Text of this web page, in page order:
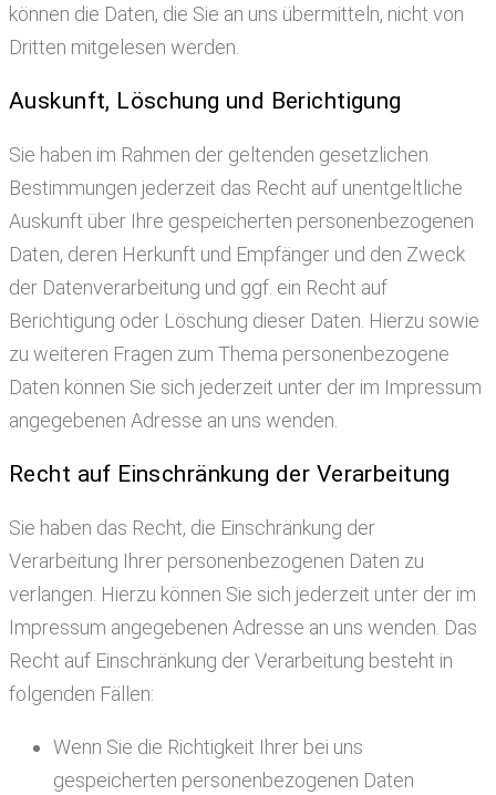
können die Daten, die Sie an uns übermitteln, nicht von
Dritten mitgelesen werden.
Auskunft, Löschung und Berichtigung
Sie haben im Rahmen der geltenden gesetzlichen
Bestimmungen jederzeit das Recht auf unentgeltliche
Auskunft über Ihre gespeicherten personenbezogenen
Daten, deren Herkunft und Empfänger und den Zweck
der Datenverarbeitung und ggf. ein Recht auf
Berichtigung oder Löschung dieser Daten. Hierzu sowie
zu weiteren Fragen zum Thema personenbezogene
Daten können Sie sich jederzeit unter der im Impressum
angegebenen Adresse an uns wenden.
Recht auf Einschränkung der Verarbeitung
Sie haben das Recht, die Einschränkung der
Verarbeitung Ihrer personenbezogenen Daten zu
verlangen. Hierzu können Sie sich jederzeit unter der im
Impressum angegebenen Adresse an uns wenden. Das
Recht auf Einschränkung der Verarbeitung besteht in
folgenden Fällen:
Wenn Sie die Richtigkeit Ihrer bei uns
gespeicherten personenbezogenen Daten